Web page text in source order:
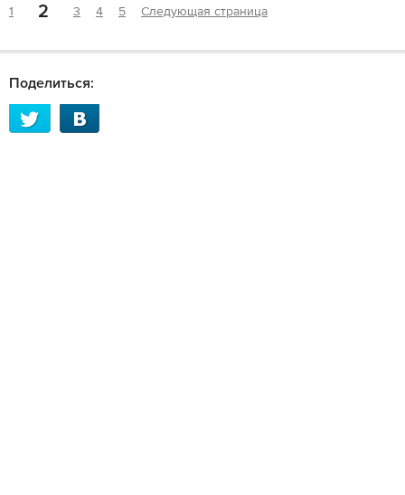
1 2 3 4 5 Следующая страница
Поделиться: